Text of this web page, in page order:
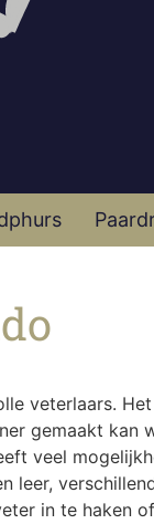
veterlaars.
gemaakt kan
veel
leer,
in te haken